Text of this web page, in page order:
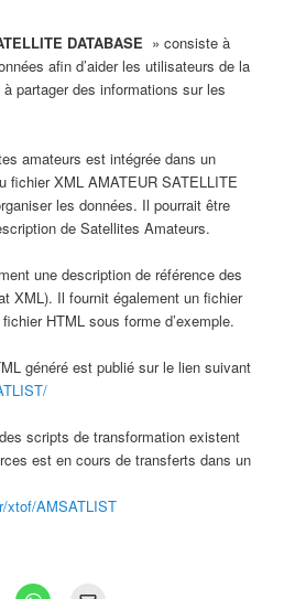
DATABASE » consiste à
afin d’aider les utilisateurs de la
partager des informations sur les
amateurs est intégrée dans un
fichier XML AMATEUR SATELLITE
les données. Il pourrait être
de Satellites Amateurs.
une description de référence des
XML). Il fournit également un fichier
HTML sous forme d’exemple.
généré est publié sur le lien suivant
scripts de transformation existent
est en cours de transferts dans un
xtof/AMSATLIST